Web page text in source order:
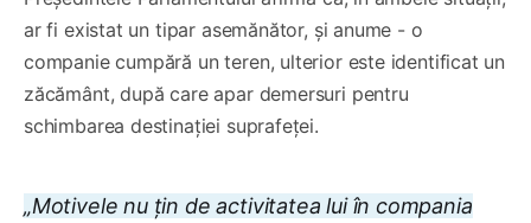
ar fi existat un tipar asemănător, și anume - o
companie cumpără un teren, ulterior este identificat un
zăcământ, după care apar demersuri pentru
schimbarea destinației suprafeței.
„Motivele nu țin de activitatea lui în compania